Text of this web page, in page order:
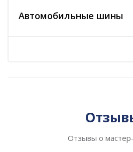
Автомобильные шины
Отзывы о мастер-